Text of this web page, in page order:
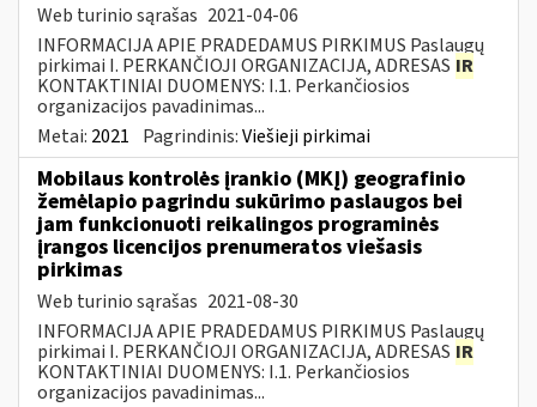
Web turinio sąrašas 2021-04-06
INFORMACIJA APIE PRADEDAMUS PIRKIMUS Paslaugų
pirkimai I. PERKANČIOJI ORGANIZACIJA, ADRESAS IR
KONTAKTINIAI DUOMENYS: I.1. Perkančiosios
organizacijos pavadinimas...
Metai: 2021 Pagrindinis:Viešieji pirkimai
Mobilaus kontrolės įrankio (MKĮ) geografinio
žemėlapio pagrindu sukūrimo paslaugos bei
jam funkcionuoti reikalingos programinės
įrangos licencijos prenumeratos viešasis
pirkimas
Web turinio sąrašas 2021-08-30
INFORMACIJA APIE PRADEDAMUS PIRKIMUS Paslaugų
pirkimai I. PERKANČIOJI ORGANIZACIJA, ADRESAS IR
KONTAKTINIAI DUOMENYS: I.1. Perkančiosios
organizacijos pavadinimas...